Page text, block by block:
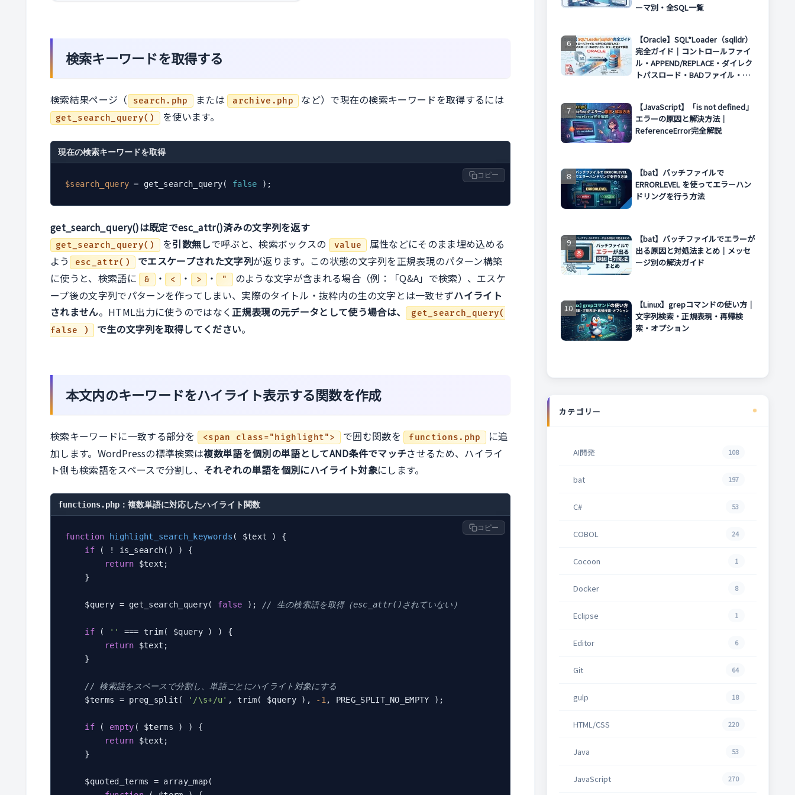
検索キーワードを取得する
検索結果ページ（ search.php または archive.php など）で現在の検索キーワードを取得するには
get_search_query() を使います。
現在の検索キーワードを取得
$search_query = get_search_query( false
コピー
get_search_query()は既定でesc_attr()済みの文字列を返す
get_search_query() を引数無しで呼ぶと、検索ボックスの value
属性などにそのまま埋め込める
よう
esc_attr() でエスケープされた文字列が返ります。この状態の文字列を正規表現のパターン構築
に使うと、検索語に & ・ < ・ > ・ "
のような文字が含まれる場合（例：「Q&A」で検索）、エスケ
ープ後の文字列でパターンを作ってしまい、実際のタイトル・抜粋内の生の文字とは一致せずハイライト
されません。HTML出力に使うのではなく正規表現の元データとして使う場合は、 get_search_query(
false )
で生の文字列を取得してください。
本文内のキーワードをハイライト表示する関数を作成
検索キーワードに一致する部分を <span class="highlight"> で囲む関数を functions.php
に追
加します。WordPressの標準検索は複数単語を個別の単語としてAND条件でマッチさせるため、ハイライ
ト側も検索語をスペースで分割し、 それぞれの単語を個別にハイライト対象にします。
functions.php：複数単語に対応したハイライト関数
function highlight_search_keywords ( $text )
{
if ( ! is_search() ) {
return $text;
    }
    $query = get_search_query(
false ); // 生の検索語を取得（esc_attr()されていない）
if ( ''
=== trim( $query ) ) {
return $text;
    }
// 検索語をスペースで分割し、単語ごとにハイライト対象にする
    $terms = preg_split(
'/\s+/u' , trim( $query ), -1 , PREG_SPLIT_NO_EMPTY );
if ( empty ( $terms ) ) {
return $text;
    }
    $quoted_terms = array_map(
コピー
ーマ別・全SQL一覧
【Oracle】SQL*Loader（sqlldr）
完全ガイド｜コントロールファイ
ル・APPEND/REPLACE・ダイレク
トパスロード・BADファイル・エ
【JavaScript】「is not defined」
エラーの原因と解決方法｜
ReferenceError完全解説
【bat】バッチファイルで
ERRORLEVEL を使ってエラーハン
ドリングを行う方法
【bat】バッチファイルでエラーが
出る原因と対処法まとめ｜メッセ
ージ別の解決ガイド
【Linux】grepコマンドの使い方｜
文字列検索・正規表現・再帰検
索・オプション
カテゴリー
AI開発 108
bat 197
C# 53
COBOL 24
Cocoon 1
Docker 8
Eclipse 1
Editor 6
Git 64
gulp 18
HTML/CSS 220
Java 53
JavaScript 270